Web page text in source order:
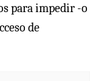
para impedir -o
de